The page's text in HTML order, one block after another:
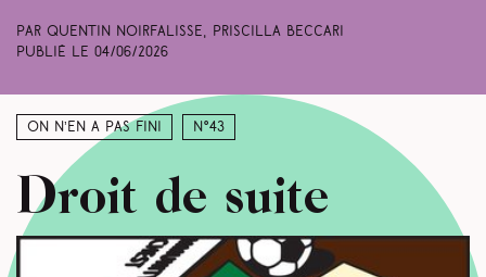
Par Quentin Noirfalisse, Priscilla Beccari
Publié le 04/06/2026
On n’en a pas fini N°43
Droit de suite